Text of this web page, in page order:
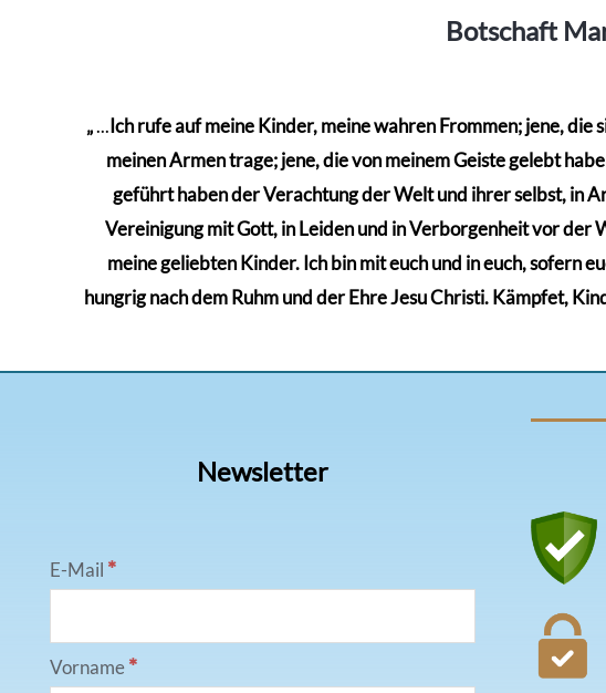
Botschaft
„...Ich rufe auf meine Kinder, meine wahren Frommen; jene, die
meinen Armen trage; jene, die von meinem Geiste gelebt
geführt haben der Verachtung der Welt und ihrer selbst, in
Vereinigung mit Gott, in Leiden und in Verborgenheit vor der
meine geliebten Kinder. Ich bin mit euch und in euch, sofern
hungrig nach dem Ruhm und der Ehre Jesu Christi. Kämpfet,
Newsletter
E-Mail *
Vorname*